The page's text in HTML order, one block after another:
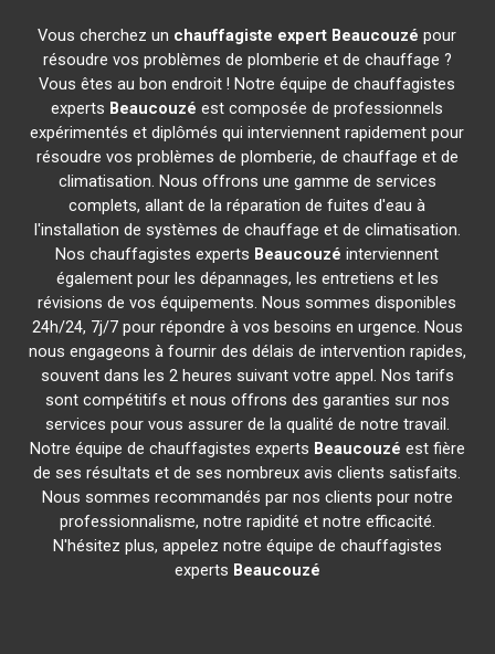
Vous cherchez un chauffagiste expert Beaucouzé pour
résoudre vos problèmes de plomberie et de chauffage ?
Vous êtes au bon endroit ! Notre équipe de chauffagistes
experts Beaucouzé est composée de professionnels
expérimentés et diplômés qui interviennent rapidement pour
résoudre vos problèmes de plomberie, de chauffage et de
climatisation. Nous offrons une gamme de services
complets, allant de la réparation de fuites d'eau à
l'installation de systèmes de chauffage et de climatisation.
Nos chauffagistes experts Beaucouzé interviennent
également pour les dépannages, les entretiens et les
révisions de vos équipements. Nous sommes disponibles
24h/24, 7j/7 pour répondre à vos besoins en urgence. Nous
nous engageons à fournir des délais de intervention rapides,
souvent dans les 2 heures suivant votre appel. Nos tarifs
sont compétitifs et nous offrons des garanties sur nos
services pour vous assurer de la qualité de notre travail.
Notre équipe de chauffagistes experts Beaucouzé est fière
de ses résultats et de ses nombreux avis clients satisfaits.
Nous sommes recommandés par nos clients pour notre
professionnalisme, notre rapidité et notre efficacité.
N'hésitez plus, appelez notre équipe de chauffagistes
experts Beaucouzé